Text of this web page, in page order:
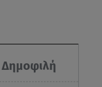
Δημοφιλή